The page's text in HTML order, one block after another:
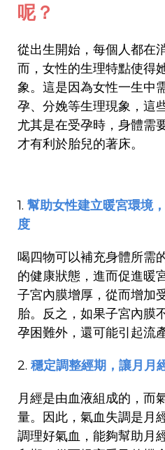
呢？
從出生開始，每個人都在
而，女性的生理特點使得
象。這是因為女性一生中
孕、分娩等生理現象，這
尤其是在受孕時，身體需
才有利於胎兒的著床。
1. 幫助女性建立暖宮環境
度
喝四物可以補充身體所需
的健康狀態，進而促進暖
子宮內膜增厚，從而增加
胎。反之，如果子宮內膜
孕困難外，還可能引起流產
2. 穩定調整經期，讓月月
月經是由血液組成的，而
量。因此，氣血失調是月
調理好氣血，能夠幫助月